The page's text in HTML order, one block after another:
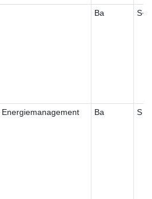
Ba
Ba S